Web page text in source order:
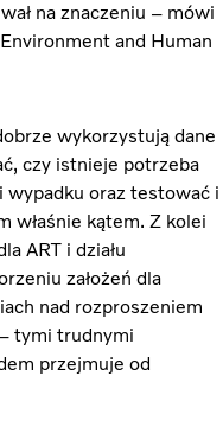
na znaczeniu – mówi
and Human
wykorzystują dane
czy istnieje potrzeba
wypadku oraz testować i
właśnie kątem. Z kolei
ART i działu
założeń dla
nad rozproszeniem
tymi trudnymi
przejmuje od